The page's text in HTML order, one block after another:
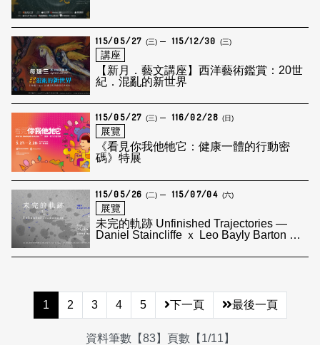
115/05/27 (三) 115/12/30 (三)
講座
【新月．藝文講座】西洋藝術鑑賞：20世
紀．混亂的新世界
115/05/27 (三) 116/02/28 (日)
展覽
《看見你我他牠它：健康一體的行動密
碼》特展
115/05/26 (二) 115/07/04 (六)
展覽
未完的軌跡 Unfinished Trajectories —
Daniel Staincliffe ｘ Leo Bayly Barton 雙
1 2 3 4 5 下一頁 最後一頁
資料筆數【83】頁數【1/11】